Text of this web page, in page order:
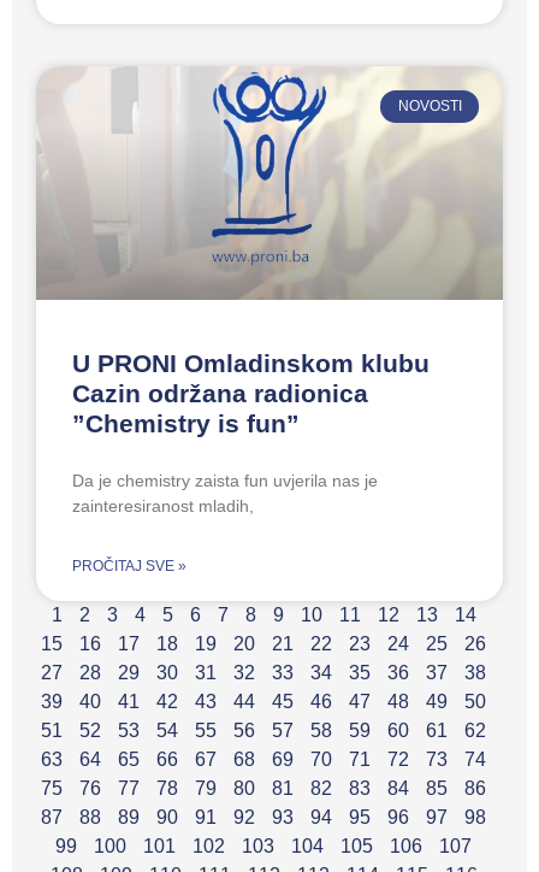
NOVOSTI
U PRONI Omladinskom klubu
Cazin održana radionica
”Chemistry is fun”
Da je chemistry zaista fun uvjerila nas je
zainteresiranost mladih,
PROČITAJ SVE »
1 2 3 4 5 6 7 8 9 10 11 12 13
14
15
16 17 18 19 20 21 22 23 24 25
26
27
28 29 30 31 32 33 34 35 36 37
38
39
40 41 42 43 44 45 46 47 48 49
50
51
52 53 54 55 56 57 58 59 60 61
62
63
64 65 66 67 68 69 70 71 72 73
74
75
76 77 78 79 80 81 82 83 84 85
86
87
88 89 90 91 92 93 94 95 96 97
98
99
100 101 102 103 104 105 106
107